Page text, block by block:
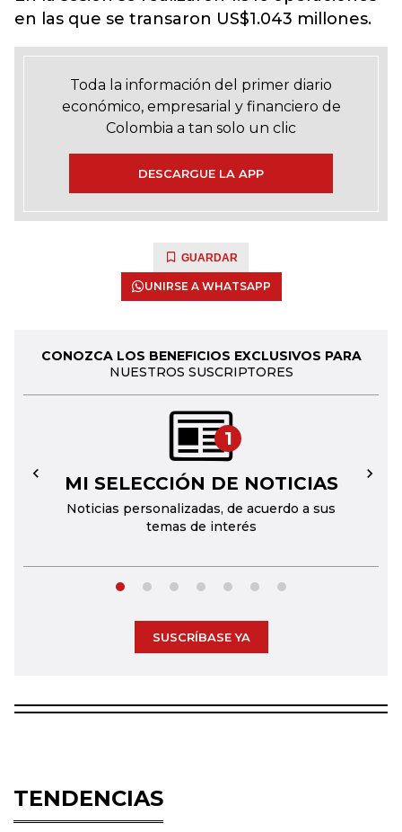
en las que se transaron US$1.043 millones.
Toda la información del primer diario
económico, empresarial y financiero de
Colombia a tan solo un clic
DESCARGUE LA APP
GUARDAR
UNIRSE A WHATSAPP
CONOZCA LOS BENEFICIOS EXCLUSIVOS PARA
NUESTROS SUSCRIPTORES
1
MI SELECCIÓN DE NOTICIAS
Noticias personalizadas, de acuerdo a sus
temas de interés
← →
SUSCRÍBASE YA
TENDENCIAS